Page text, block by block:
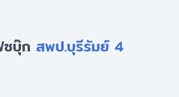
บุ๊ก สพป.บุรีรัมย์ 4